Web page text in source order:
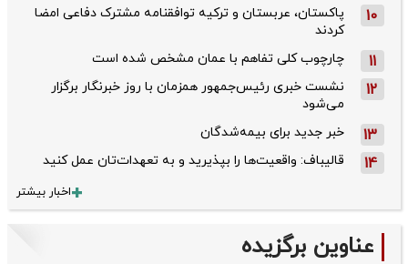
10
پاکستان، عربستان و ترکیه توافقنامه مشترک دفاعی امضا
کردند
11 چارچوب کلی تفاهم با عمان مشخص شده است
12
نشست خبری رئیس‌جمهور همزمان با روز خبرنگار برگزار
می‌شود
13 خبر جدید برای بیمه‌شدگان
14 قالیباف: واقعیت‌ها را بپذیرید و به تعهدات‌تان عمل کنید
اخبار بیشتر
عناوین برگزیده